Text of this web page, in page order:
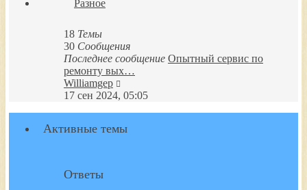
Разное
18 Темы
30 Сообщения
Последнее сообщение Опытный сервис по
ремонту вых…
Williamgep
к
17 сен 2024, 05:05
Активные темы
Ответы